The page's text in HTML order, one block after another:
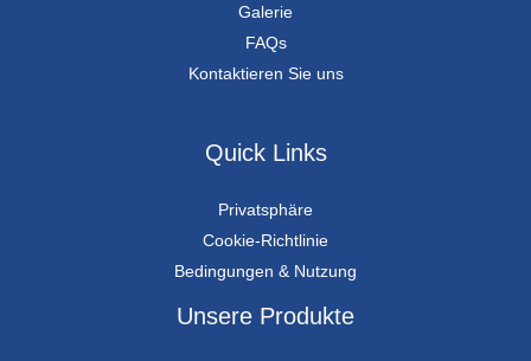
Galerie
FAQs
Kontaktieren Sie uns
Quick Links
Privatsphäre
Cookie-Richtlinie
Bedingungen & Nutzung
Unsere Produkte